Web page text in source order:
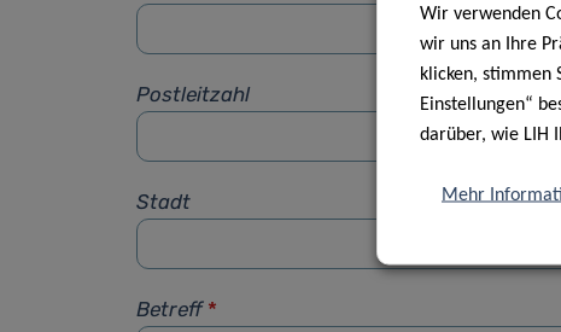
Postleitzahl
Stadt
Betreff *
Wir verwenden
wir uns an Ihre
klicken, stimmen
Einstellungen“
darüber, wie LIH
Mehr